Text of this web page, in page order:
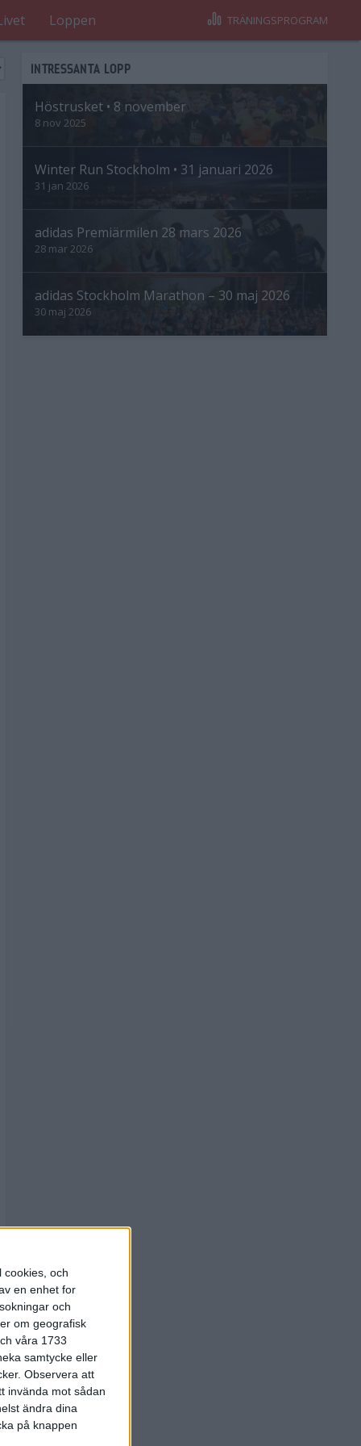
cookies, och
en enhet for
och
om geografisk
våra 1733
samtycke eller
Observera att
invända mot sådan
ändra dina
på knappen
Loppen TRÄNINGSPROGRAM
INTRESSANTA LOPP
Höstrusket • 8 november
8 nov 2025
Winter Run Stockholm • 31 januari 2026
31 jan 2026
adidas Premiärmilen 28 mars 2026
28 mar 2026
adidas Stockholm Marathon – 30 maj 2026
30 maj 2026